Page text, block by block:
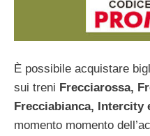
È possibile acquistare
sui treni Frecciarossa,
Frecciabianca, Intercity
momento momento